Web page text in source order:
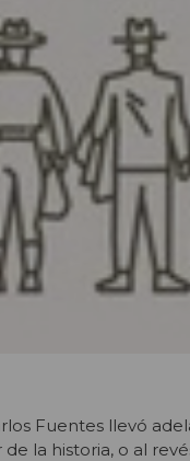
Fuentes llevó
la historia, o al